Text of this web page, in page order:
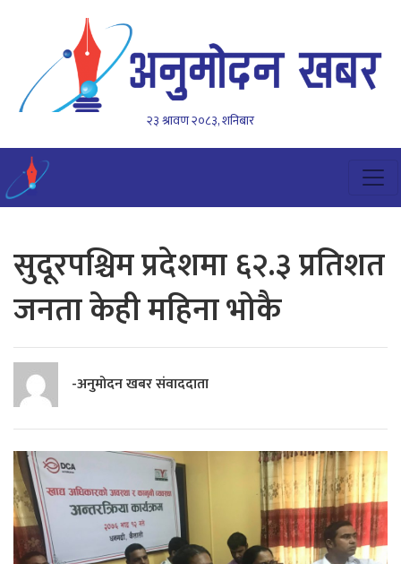
२३ श्रावण २०८३, शनिबार
सुदूरपश्चिम प्रदेशमा ६२.३ प्रतिशत
जनता केही महिना भोकै
-अनुमोदन खबर संवाददाता